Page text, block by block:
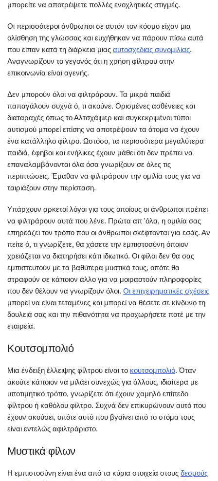
μπορείτε να αποτρέψετε πολλές ενοχλητικές στιγμές.
Οι περισσότεροι άνθρωποι σε αυτόν τον κόσμο είχαν μια
ολίσθηση της γλώσσας και ευχήθηκαν να πάρουν πίσω αυτά
που είπαν κατά τη διάρκεια μιας αυτοσχέδιας συνομιλίας.
Αναγνωρίζουν το γεγονός ότι η χρήση φίλτρου στην
επικοινωνία είναι αγενής.
Δεν μπορούν όλοι να φιλτράρουν. Τα μικρά παιδιά
παπαγάλουν συχνά ό, τι ακούνε. Ορισμένες ασθένειες και
διαταραχές όπως το Αλτσχάιμερ και συγκεκριμένοι τύποι
αυτισμού μπορεί επίσης να αποτρέψουν τα άτομα να έχουν
ένα κατάλληλο φίλτρο. Ωστόσο, τα περισσότερα μεγαλύτερα
παιδιά, έφηβοι και ενήλικες έχουν μάθει ότι δεν πρέπει να
επαναλαμβάνονται όλα όσα γνωρίζουν σε όλες τις
περιπτώσεις. Έμαθαν να φιλτράρουν την ομιλία τους για να
ταιριάζουν στην περίσταση.
Υπάρχουν αρκετοί λόγοι για τους οποίους οι άνθρωποι πρέπει
να φιλτράρουν αυτά που λένε. Πρώτα απ 'όλα, η ομιλία σας
επηρεάζει τον τρόπο που οι άνθρωποι σκέφτονται για εσάς. Αν
πείτε ό, τι γνωρίζετε, θα χάσετε την εμπιστοσύνη όποιον
χρειάζεται να διατηρήσει κάτι ιδιωτικό. Οι φίλοι δεν θα σας
εμπιστευτούν με τα βαθύτερα μυστικά τους, οπότε θα
στραφούν σε κάποιον άλλο για να μοιραστούν πληροφορίες
που δεν θέλουν να γνωρίζουν όλοι. Οι επιχειρηματικές σχέσεις
μπορεί να είναι τεταμένες και μπορεί να θέσετε σε κίνδυνο τη
δουλειά σας και την πιθανότητα να προχωρήσετε ποτέ με την
εταιρεία.
Κουτσομπολιό
Μια ένδειξη έλλειψης φίλτρου είναι το κουτσομπολιό. Όταν
ακούτε κάποιον να μιλάει συνεχώς για άλλους, ιδιαίτερα με
υποτιμητικό τρόπο, γνωρίζετε ότι έχουν χαμηλό επίπεδο
φίλτρου ή καθόλου φίλτρο. Συχνά δεν επικυρώνουν αυτό που
έχουν ακούσει, οπότε αυτό που βγαίνει από το στόμα τους
είναι εντελώς αφιλτράριστο.
Μυστικά φίλων
Η εμπιστοσύνη είναι ένα από τα κύρια στοιχεία στους δεσμούς